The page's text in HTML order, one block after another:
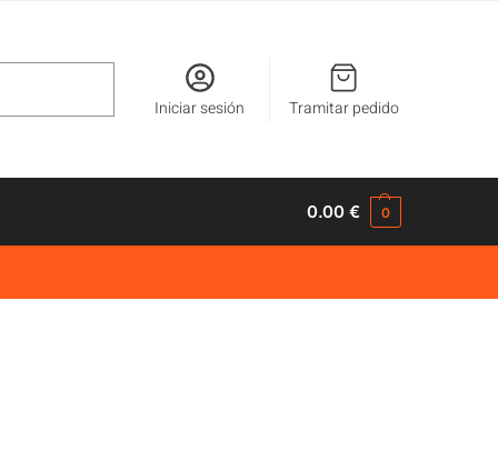
Iniciar sesión Tramitar pedido
0.00€ 0